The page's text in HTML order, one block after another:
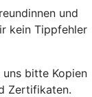
und
kein Tippfehler
uns bitte Kopien
Zertifikaten.